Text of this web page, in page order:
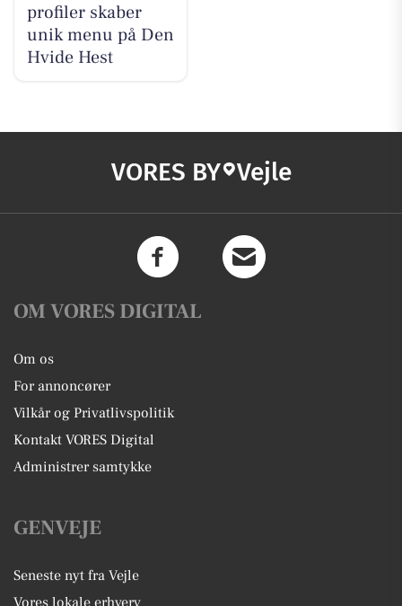
profiler skaber
unik menu på Den
Hvide Hest
VORES BY Vejle
OM VORES DIGITAL
Om os
For annoncører
Vilkår og Privatlivspolitik
Kontakt VORES Digital
Administrer samtykke
GENVEJE
Seneste nyt fra Vejle